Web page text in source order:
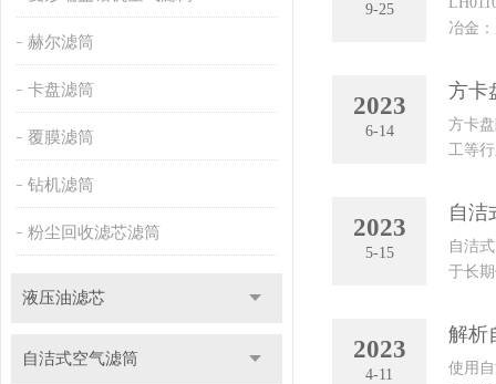
赫尔滤筒
卡盘滤筒
覆膜滤筒
钻机滤筒
粉尘回收滤芯滤筒
液压油滤芯
自洁式空气滤筒
9-25
冶金
2023
6-14
方卡
方卡
工等
2023
5-15
自洁
自洁
于长
2023
4-11
解析
使用